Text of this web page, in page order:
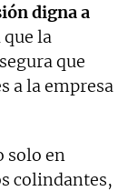
digna a
que la
que
a la empresa
solo en
colindantes,